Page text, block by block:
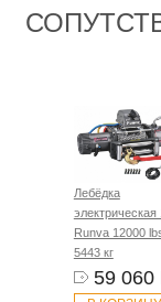
Лебёдка
электрическая
Runva 12000
5443 кг
59 060